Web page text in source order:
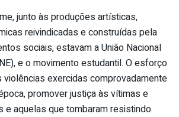
junto às produções artísticas,
reivindicadas e construídas pela
sociais, estavam a União Nacional
e o movimento estudantil. O esforço
violências exercidas comprovadamente
promover justiça às vítimas e
e aquelas que tombaram resistindo.